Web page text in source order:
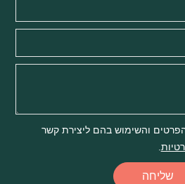
והשימוש בהם ליצירת קשר
שליחה